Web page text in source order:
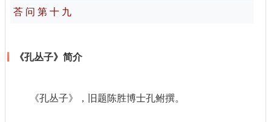
荅 问 第 十 九
《孔丛子》简介
《孔丛子》，旧题陈胜博士孔鲋撰。